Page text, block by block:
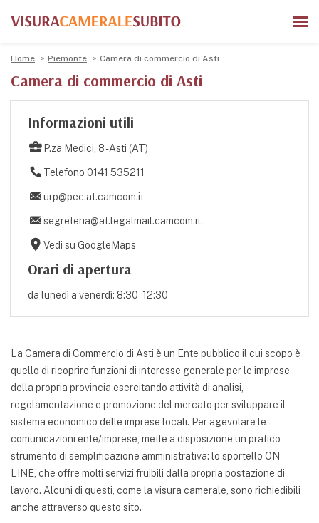
Home Piemonte Camera di commercio di Asti
Camera di commercio di Asti
Informazioni utili
P.za Medici, 8 - Asti (AT)
Telefono 0141 535211
urp@pec.at.camcom.it
segreteria@at.legalmail.camcom.it.
Vedi su GoogleMaps
Orari di apertura
da lunedì a venerdì: 8:30 - 12:30
La Camera di Commercio di Asti è un Ente pubblico il cui scopo è
quello di ricoprire funzioni di interesse generale per le imprese
della propria provincia esercitando attività di analisi,
regolamentazione e promozione del mercato per sviluppare il
sistema economico delle imprese locali. Per agevolare le
comunicazioni ente/imprese, mette a disposizione un pratico
strumento di semplificazione amministrativa: lo sportello ON-
LINE, che offre molti servizi fruibili dalla propria postazione di
lavoro. Alcuni di questi, come la visura camerale, sono richiedibili
anche attraverso questo sito.